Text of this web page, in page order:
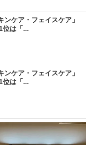
ケア・フェイスケア」
は「...
ケア・フェイスケア」
は「...